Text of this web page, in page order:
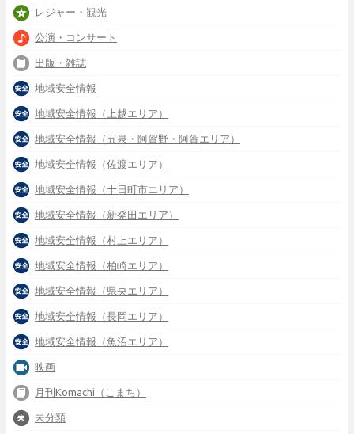
レジャー・観光
公演・コンサート
出版・雑誌
地域安全情報
地域安全情報（上越エリア）
地域安全情報（五泉・阿賀野・阿賀エリア）
地域安全情報（佐渡エリア）
地域安全情報（十日町市エリア）
地域安全情報（新発田エリア）
地域安全情報（村上エリア）
地域安全情報（柏崎エリア）
地域安全情報（県央エリア）
地域安全情報（長岡エリア）
地域安全情報（魚沼エリア）
映画
月刊Komachi（こまち）
未分類